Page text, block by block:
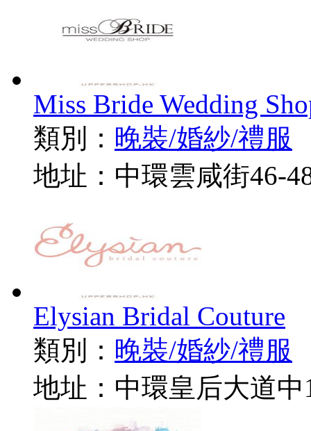
Miss Bride Wedding
類別： 晚裝/婚紗/禮服
地址：中環雲咸街46-
Elysian Bridal Couture
類別： 晚裝/婚紗/禮服
地址：中環皇后大道中